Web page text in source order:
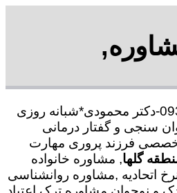
با30 در صد تخفیف بیمه رایگان-*-09334315660-دکتر محمودی*شبانه روزی
سنجی و گفتار درمانی
تخصصی فرزند پروری مهارت
گلها, مشاوره خانواده
اتحادیه ,مشاوره روانشناسی